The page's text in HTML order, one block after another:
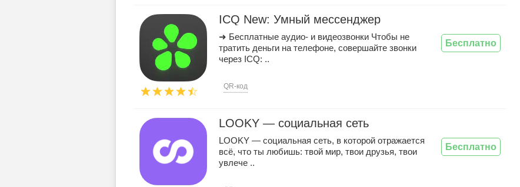
ICQ New: Умный мессенджер
➜ Бесплатные аудио- и видеозвонки Чтобы не
тратить деньги на телефоне, совершайте звонки
через ICQ: ..
QR-код
Бесплатно
LOOKY — социальная сеть
LOOKY — социальная сеть, в которой отражается
всё, что ты любишь: твой мир, твои друзья, твои
увлече ..
Бесплатно